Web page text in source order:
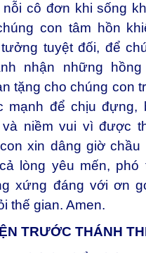
cô đơn khi sống
con tâm hồn
tuyệt đối, để
nhận những
tặng cho chúng con
mạnh để chịu đựng,
niềm vui vì được
xin dâng giờ chầu
lòng yêu mến, phó
xứng đáng với ơn
thế gian. Amen.
TRƯỚC THÁNH